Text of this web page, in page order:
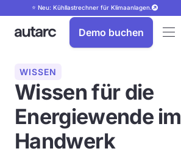
⭐ Neu: Kühllastrechner für Klimaanlagen.
Demo buchen
WISSEN
Wissen für die
Energiewende im
Handwerk